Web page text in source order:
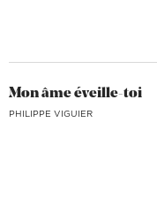
Mon âme éveille-toi
PHILIPPE VIGUIER